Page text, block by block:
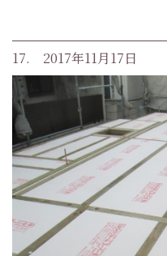
17. 2017年11月17日